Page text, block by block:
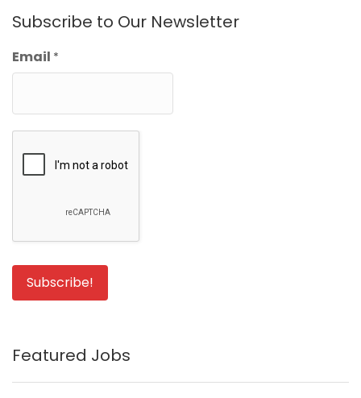
Subscribe to Our Newsletter
Email *
Featured Jobs